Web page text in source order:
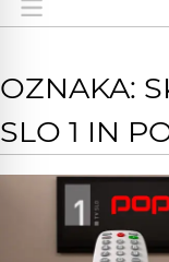
OZNAKA:
SLO 1 IN